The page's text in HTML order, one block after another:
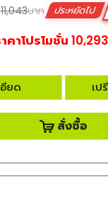
11,043บาท ประหยัดไป
คาโปรโมชั่น
อียด เป
สั่งซื้อ